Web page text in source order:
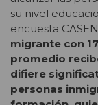
su nivel
encuesta
migrante con
promedio
difiere
personas